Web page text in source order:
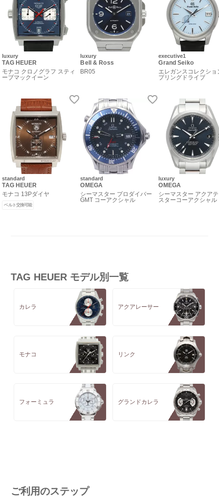
luxury
TAG HEUER
モナコ クロノグラフ スティ
ーブマックイーン
standard
TAG HEUER
モナコ 13Pダイヤ
ベルト交換可能
luxury
Bell & Ross
BR05
standard
OMEGA
シーマスター プロダイバー
GMT コーアクシャル
executive1
Grand Seiko
エレガンスコレクショ
プリングドライブ
luxury
OMEGA
シーマスター アクア
スターコーアクシャル
TAG HEUER モデル別一覧
カレラ アクアレーサー
モナコ リンク
フォーミュラ グランドカレラ
ご利用のステップ